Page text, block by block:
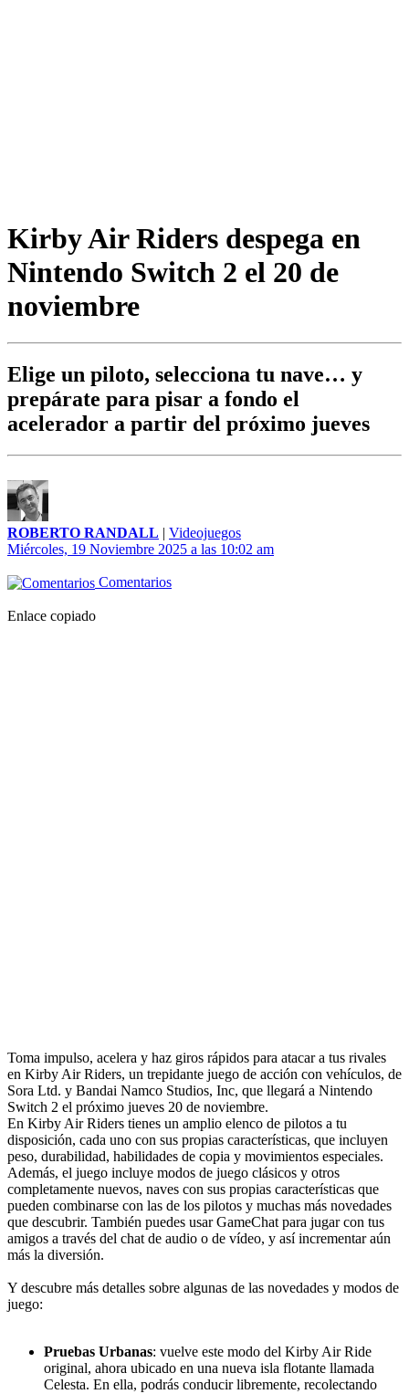
Kirby Air Riders despega en
Nintendo Switch 2 el 20 de
noviembre
Elige un piloto, selecciona tu nave… y
prepárate para pisar a fondo el
acelerador a partir del próximo jueves
ROBERTO RANDALL | Videojuegos
Miércoles, 19 Noviembre 2025 a las 10:02 am
Comentarios
Enlace copiado
Toma impulso, acelera y haz giros rápidos para atacar a tus rivales
en Kirby Air Riders, un trepidante juego de acción con vehículos, de
Sora Ltd. y Bandai Namco Studios, Inc, que llegará a Nintendo
Switch 2 el próximo jueves 20 de noviembre.
En Kirby Air Riders tienes un amplio elenco de pilotos a tu
disposición, cada uno con sus propias características, que incluyen
peso, durabilidad, habilidades de copia y movimientos especiales.
Además, el juego incluye modos de juego clásicos y otros
completamente nuevos, naves con sus propias características que
pueden combinarse con las de los pilotos y muchas más novedades
que descubrir. También puedes usar GameChat para jugar con tus
amigos a través del chat de audio o de vídeo, y así incrementar aún
más la diversión.
Y descubre más detalles sobre algunas de las novedades y modos de
juego:
Pruebas Urbanas: vuelve este modo del Kirby Air Ride
original, ahora ubicado en una nueva isla flotante llamada
Celesta. En ella, podrás conducir libremente, recolectando